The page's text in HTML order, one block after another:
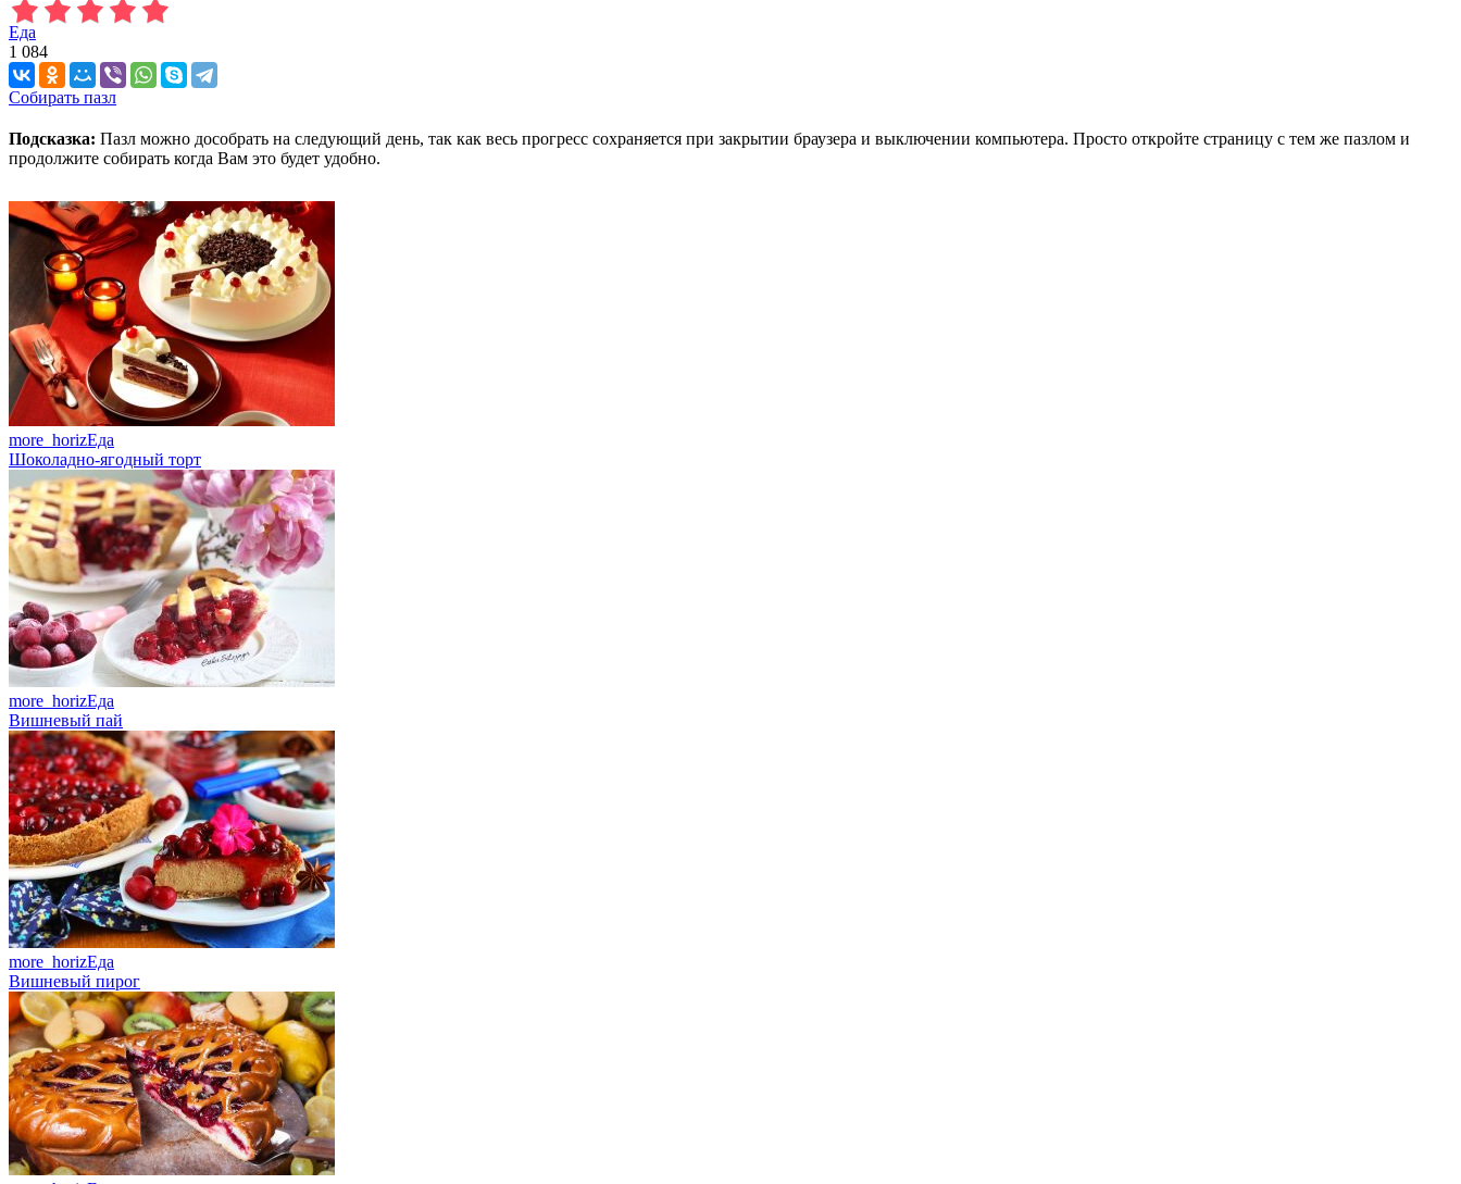
Еда
1 084
Собирать пазл
Подсказка: Пазл можно дособрать на следующий день, так как весь прогресс сохраняется при закрытии браузера и выключении компьютера. Просто откройте страницу с тем же пазлом и
продолжите собирать когда Вам это будет удобно.
more_horizЕда
Шоколадно-ягодный торт
more_horizЕда
Вишневый пай
more_horizЕда
Вишневый пирог